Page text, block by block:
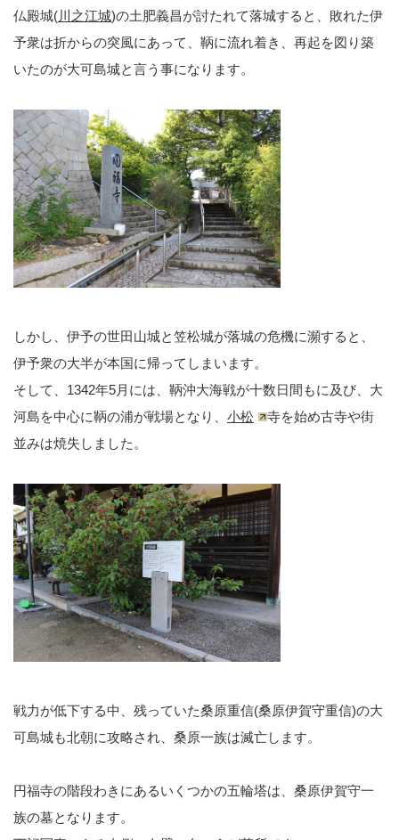
仏殿城(川之江城)の土肥義昌が討たれて落城すると、敗れた伊
予衆は折からの突風にあって、鞆に流れ着き、再起を図り築
いたのが大可島城と言う事になります。
しかし、伊予の世田山城と笠松城が落城の危機に瀕すると、
伊予衆の大半が本国に帰ってしまいます。
そして、1342年5月には、鞆沖大海戦が十数日間もに及び、大
河島を中心に鞆の浦が戦場となり、 小松
寺を始め古寺や街
並みは焼失しました。
戦力が低下する中、残っていた桑原重信(桑原伊賀守重信)の大
可島城も北朝に攻略され、桑原一族は滅亡します。
円福寺の階段わきにあるいくつかの五輪塔は、桑原伊賀守一
族の墓となります。